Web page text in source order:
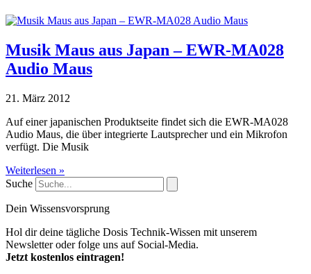
Musik Maus aus Japan – EWR-MA028
Audio Maus
21. März 2012
Auf einer japanischen Produktseite findet sich die EWR-MA028
Audio Maus, die über integrierte Lautsprecher und ein Mikrofon
verfügt. Die Musik
Weiterlesen »
Suche
Dein Wissensvorsprung
Hol dir deine tägliche Dosis Technik-Wissen mit unserem
Newsletter oder folge uns auf Social-Media.
Jetzt kostenlos eintragen!